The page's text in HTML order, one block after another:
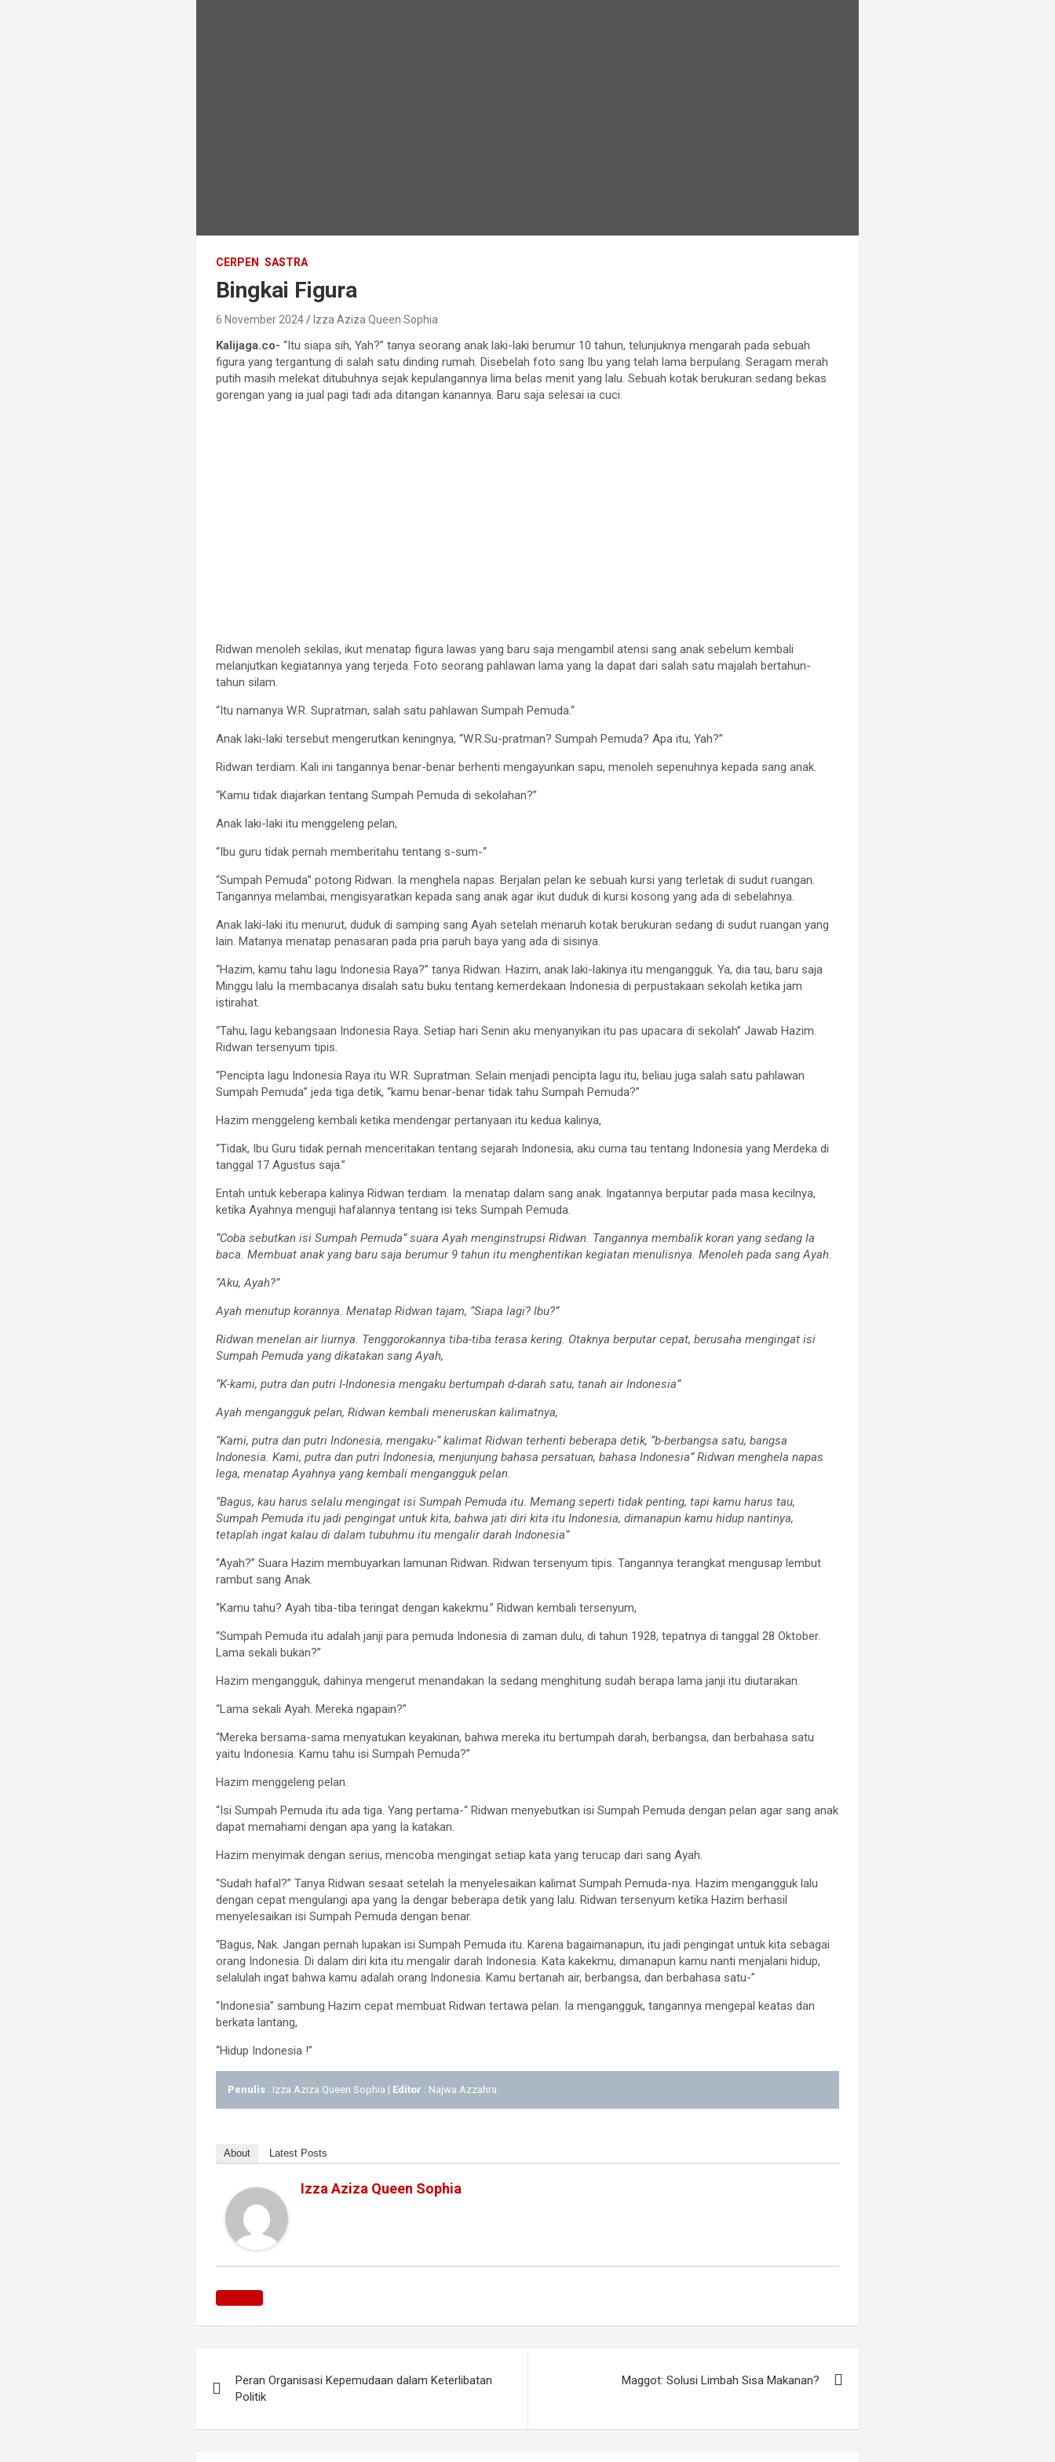
CERPEN SASTRA
Bingkai Figura
6 November 2024 Izza Aziza Queen Sophia
Kalijaga.co-“Itu siapa sih, Yah?” tanya seorang anak laki-laki berumur 10 tahun, telunjuknya mengarah pada sebuah
figura yang tergantung di salah satu dinding rumah. Disebelah foto sang Ibu yang telah lama berpulang. Seragam merah
putih masih melekat ditubuhnya sejak kepulangannya lima belas menit yang lalu. Sebuah kotak berukuran sedang bekas
gorengan yang ia jual pagi tadi ada ditangan kanannya. Baru saja selesai ia cuci.
Ridwan menoleh sekilas, ikut menatap figura lawas yang baru saja mengambil atensi sang anak sebelum kembali
melanjutkan kegiatannya yang terjeda. Foto seorang pahlawan lama yang Ia dapat dari salah satu majalah bertahun-
tahun silam.
“Itu namanya W.R. Supratman, salah satu pahlawan Sumpah Pemuda.“
Anak laki-laki tersebut mengerutkan keningnya, “W.R.Su-pratman? Sumpah Pemuda? Apa itu, Yah?”
Ridwan terdiam. Kali ini tangannya benar-benar berhenti mengayunkan sapu, menoleh sepenuhnya kepada sang anak.
“Kamu tidak diajarkan tentang Sumpah Pemuda di sekolahan?”
Anak laki-laki itu menggeleng pelan,
“Ibu guru tidak pernah memberitahu tentang s-sum-“
“Sumpah Pemuda” potong Ridwan. Ia menghela napas. Berjalan pelan ke sebuah kursi yang terletak di sudut ruangan.
Tangannya melambai, mengisyaratkan kepada sang anak agar ikut duduk di kursi kosong yang ada di sebelahnya.
Anak laki-laki itu menurut, duduk di samping sang Ayah setelah menaruh kotak berukuran sedang di sudut ruangan yang
lain. Matanya menatap penasaran pada pria paruh baya yang ada di sisinya.
“Hazim, kamu tahu lagu Indonesia Raya?” tanya Ridwan. Hazim, anak laki-lakinya itu mengangguk. Ya, dia tau, baru saja
Minggu lalu Ia membacanya disalah satu buku tentang kemerdekaan Indonesia di perpustakaan sekolah ketika jam
istirahat.
“Tahu, lagu kebangsaan Indonesia Raya. Setiap hari Senin aku menyanyikan itu pas upacara di sekolah” Jawab Hazim.
Ridwan tersenyum tipis.
“Pencipta lagu Indonesia Raya itu W.R. Supratman. Selain menjadi pencipta lagu itu, beliau juga salah satu pahlawan
Sumpah Pemuda” jeda tiga detik, “kamu benar-benar tidak tahu Sumpah Pemuda?”
Hazim menggeleng kembali ketika mendengar pertanyaan itu kedua kalinya,
“Tidak, Ibu Guru tidak pernah menceritakan tentang sejarah Indonesia, aku cuma tau tentang Indonesia yang Merdeka di
tanggal 17 Agustus saja.”
Entah untuk keberapa kalinya Ridwan terdiam. Ia menatap dalam sang anak. Ingatannya berputar pada masa kecilnya,
ketika Ayahnya menguji hafalannya tentang isi teks Sumpah Pemuda.
“Coba sebutkan isi Sumpah Pemuda” suara Ayah menginstrupsi Ridwan. Tangannya membalik koran yang sedang Ia
baca. Membuat anak yang baru saja berumur 9 tahun itu menghentikan kegiatan menulisnya. Menoleh pada sang Ayah.
“Aku, Ayah?”
Ayah menutup korannya. Menatap Ridwan tajam, “Siapa lagi? Ibu?”
Ridwan menelan air liurnya. Tenggorokannya tiba-tiba terasa kering. Otaknya berputar cepat, berusaha mengingat isi
Sumpah Pemuda yang dikatakan sang Ayah,
“K-kami, putra dan putri I-Indonesia mengaku bertumpah d-darah satu, tanah air Indonesia”
Ayah mengangguk pelan, Ridwan kembali meneruskan kalimatnya,
“Kami, putra dan putri Indonesia, mengaku-“ kalimat Ridwan terhenti beberapa detik, “b-berbangsa satu, bangsa
Indonesia. Kami, putra dan putri Indonesia, menjunjung bahasa persatuan, bahasa Indonesia” Ridwan menghela napas
lega, menatap Ayahnya yang kembali mengangguk pelan.
“Bagus, kau harus selalu mengingat isi Sumpah Pemuda itu. Memang seperti tidak penting, tapi kamu harus tau,
Sumpah Pemuda itu jadi pengingat untuk kita, bahwa jati diri kita itu Indonesia, dimanapun kamu hidup nantinya,
tetaplah ingat kalau di dalam tubuhmu itu mengalir darah Indonesia”
“Ayah?” Suara Hazim membuyarkan lamunan Ridwan. Ridwan tersenyum tipis. Tangannya terangkat mengusap lembut
rambut sang Anak.
“Kamu tahu? Ayah tiba-tiba teringat dengan kakekmu.” Ridwan kembali tersenyum,
“Sumpah Pemuda itu adalah janji para pemuda Indonesia di zaman dulu, di tahun 1928, tepatnya di tanggal 28 Oktober.
Lama sekali bukan?”
Hazim mengangguk, dahinya mengerut menandakan Ia sedang menghitung sudah berapa lama janji itu diutarakan.
“Lama sekali Ayah. Mereka ngapain?”
“Mereka bersama-sama menyatukan keyakinan, bahwa mereka itu bertumpah darah, berbangsa, dan berbahasa satu
yaitu Indonesia. Kamu tahu isi Sumpah Pemuda?”
Hazim menggeleng pelan.
“Isi Sumpah Pemuda itu ada tiga. Yang pertama-“ Ridwan menyebutkan isi Sumpah Pemuda dengan pelan agar sang anak
dapat memahami dengan apa yang Ia katakan.
Hazim menyimak dengan serius, mencoba mengingat setiap kata yang terucap dari sang Ayah.
“Sudah hafal?” Tanya Ridwan sesaat setelah Ia menyelesaikan kalimat Sumpah Pemuda-nya. Hazim mengangguk lalu
dengan cepat mengulangi apa yang Ia dengar beberapa detik yang lalu. Ridwan tersenyum ketika Hazim berhasil
menyelesaikan isi Sumpah Pemuda dengan benar.
“Bagus, Nak. Jangan pernah lupakan isi Sumpah Pemuda itu. Karena bagaimanapun, itu jadi pengingat untuk kita sebagai
orang Indonesia. Di dalam diri kita itu mengalir darah Indonesia. Kata kakekmu, dimanapun kamu nanti menjalani hidup,
selalulah ingat bahwa kamu adalah orang Indonesia. Kamu bertanah air, berbangsa, dan berbahasa satu-”
“Indonesia” sambung Hazim cepat membuat Ridwan tertawa pelan. Ia mengangguk, tangannya mengepal keatas dan
berkata lantang,
“Hidup Indonesia !”
Penulis : Izza Aziza Queen Sophia | Editor : Najwa Azzahra
About Latest Posts
Izza Aziza Queen Sophia
pos
Peran Organisasi Kepemudaan dalam Keterlibatan
Politik
Maggot: Solusi Limbah Sisa Makanan?